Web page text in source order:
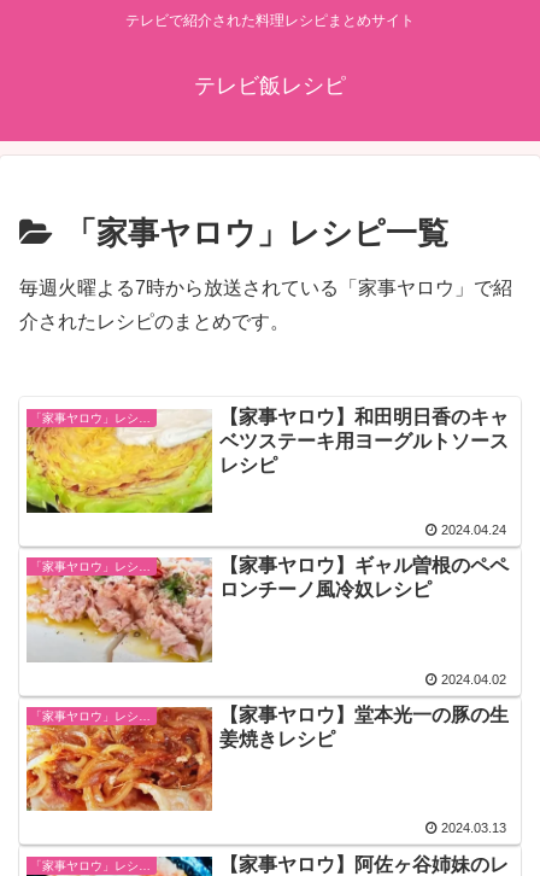
テレビで紹介された料理レシピまとめサイト
テレビ飯レシピ
「家事ヤロウ」レシピ一覧
毎週火曜よる7時から放送されている「家事ヤロウ」で紹
介されたレシピのまとめです。
【家事ヤロウ】和田明日香のキャ
ベツステーキ用ヨーグルトソース
レシピ
2024.04.24
「家事ヤロウ」レシピ一覧
【家事ヤロウ】ギャル曽根のペペ
ロンチーノ風冷奴レシピ
2024.04.02
【家事ヤロウ】堂本光一の豚の生
姜焼きレシピ
2024.03.13
【家事ヤロウ】阿佐ヶ谷姉妹のレ